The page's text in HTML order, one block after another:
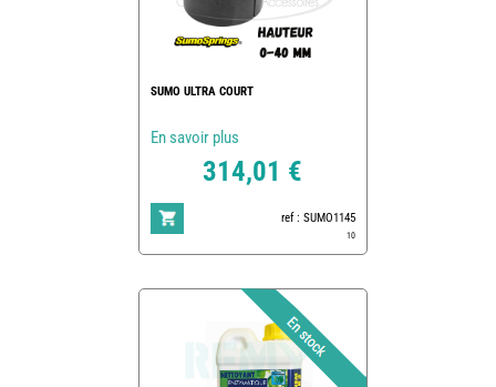
SUMO ULTRA COURT
En savoir plus
314,01 €
ref : SUMO1145
10